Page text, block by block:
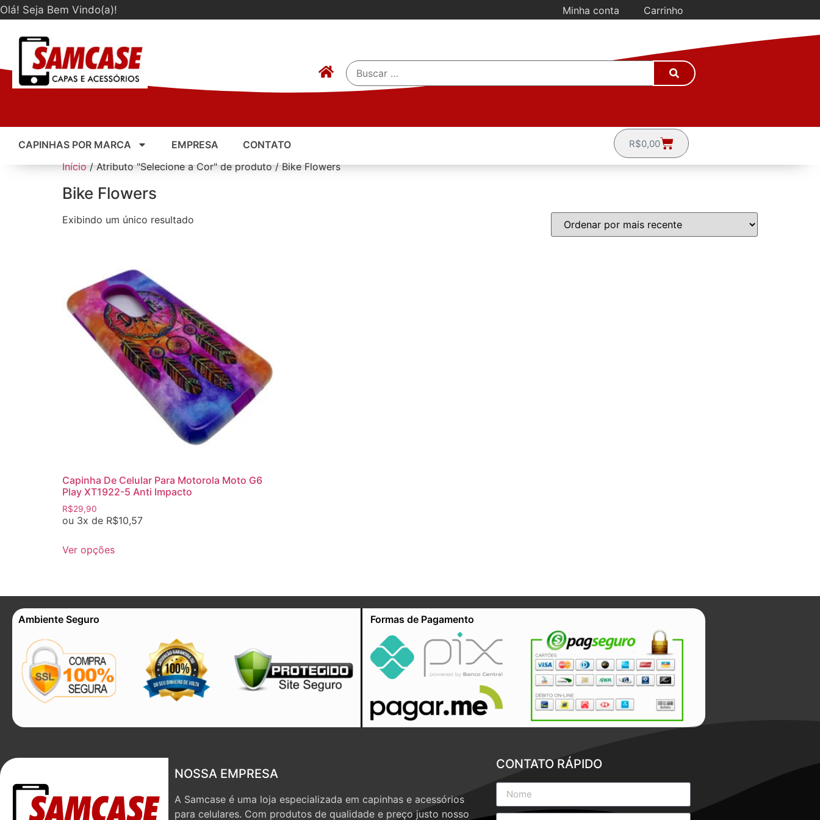
Olá! Seja Bem Vindo(a)! Minha conta Carrinho
CAPINHAS POR MARCA EMPRESA CONTATO R$0,00
Início/ Atributo "Selecione a Cor" de produto / Bike Flowers
Bike Flowers
Exibindo um único resultado
Capinha De Celular Para Motorola Moto G6
Play XT1922-5 Anti Impacto
R$29,90
ou 3x de R$10,57
Ver opções
Ambiente Seguro Formas de Pagamento
NOSSA EMPRESA
A Samcase é uma loja especializada em capinhas e acessórios
para celulares. Com produtos de qualidade e preço justo nosso
CONTATO RÁPIDO